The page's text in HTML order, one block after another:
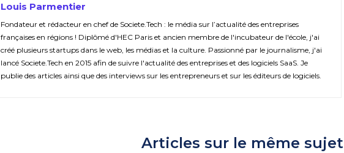
Louis Parmentier
Fondateur et rédacteur en chef de Societe.Tech : le média sur l’actualité des entreprises
françaises en régions ! Diplômé d'HEC Paris et ancien membre de l'incubateur de l'école, j'ai
créé plusieurs startups dans le web, les médias et la culture. Passionné par le journalisme, j'ai
lancé Societe.Tech en 2015 afin de suivre l'actualité des entreprises et des logiciels SaaS. Je
publie des articles ainsi que des interviews sur les entrepreneurs et sur les éditeurs de logiciels.
Articles sur le même sujet